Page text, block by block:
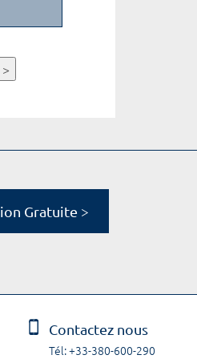
Gratuite >
Contactez nous
Tél: +33-380-600-290